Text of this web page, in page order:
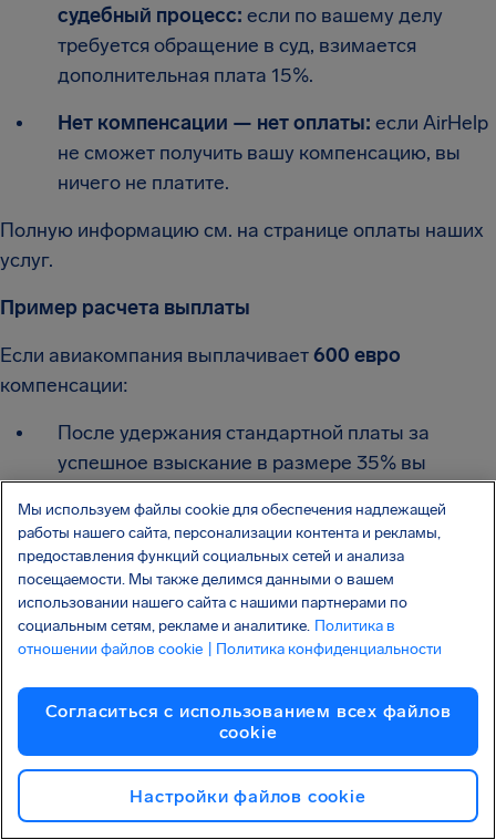
судебный процесс: если по вашему делу
требуется обращение в суд, взимается
дополнительная плата 15%.
Нет компенсации — нет оплаты: если AirHelp
не сможет получить вашу компенсацию, вы
ничего не платите.
Полную информацию см. на странице оплаты наших
услуг.
Пример расчета выплаты
Если авиакомпания выплачивает600 евро
компенсации:
После удержания стандартной платы за
успешное взыскание в размере 35% вы
Если требуется судебный процесс и
удерживается наша дополнительная плата за
юридические услуги в размере 15%, вы
получаетев общей сложности 300 евро
Законна ли AirHelp?
Прозрачный обзор.
AirHelp — это компания, занимающаяся
компенсациями за рейс, которая работает с2013
Мы используем файлы cookie для обеспечения надлежащей
работы нашего сайта, персонализации контента и рекламы,
предоставления функций социальных сетей и анализа
посещаемости. Мы также делимся данными о вашем
использовании нашего сайта с нашими партнерами по
социальным сетям, рекламе и аналитике. Политика в
отношении файлов cookie
| Политика конфиденциальности
Согласиться с использованием всех файлов
cookie
Настройки файлов cookie